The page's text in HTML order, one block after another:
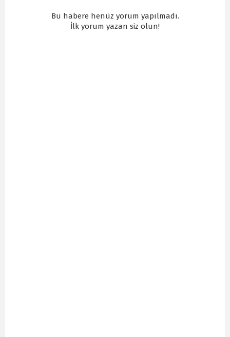
Bu habere henüz yorum yapılmadı.
İlk yorum yazan siz olun!